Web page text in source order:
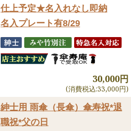
仕上予定★名入れなし即納
名入プレート有8/29
30,000円
(消費税込:33,000円)
紳士用 雨傘（長傘） 傘寿祝*退
職祝*父の日